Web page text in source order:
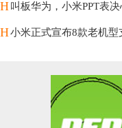
H叫板华为，小米PPT表
H小米正式宣布8款老机型